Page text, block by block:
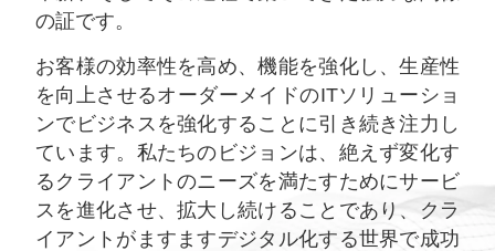
の証です。
お客様の効率性を高め、機能を強化し、生産性
を向上させるオーダーメイドのITソリューショ
ンでビジネスを強化することに引き続き注力し
ています。私たちのビジョンは、絶えず変化す
るクライアントのニーズを満たすためにサービ
スを進化させ、拡大し続けることであり、クラ
イアントがますますデジタル化する世界で成功